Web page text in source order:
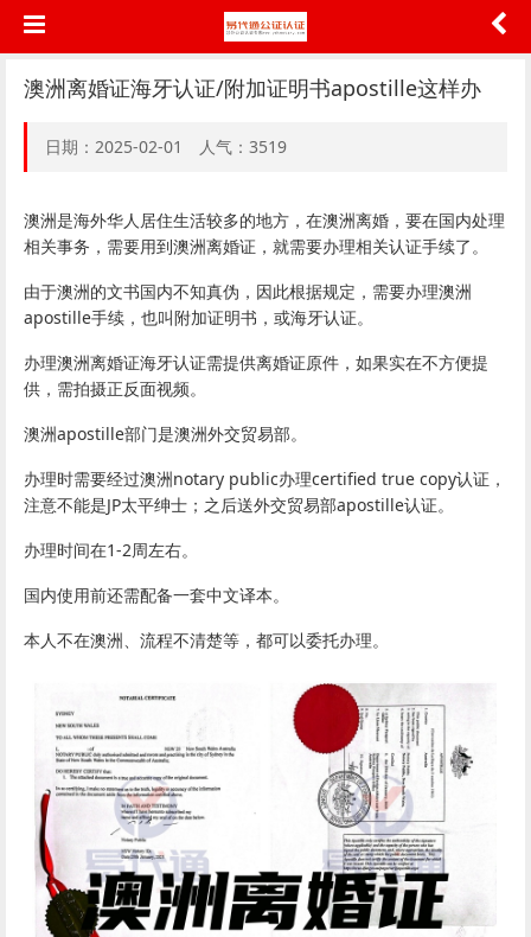
澳洲离婚证海牙认证/附加证明书apostille这样办
日期：2025-02-01 人气：3519
澳洲是海外华人居住生活较多的地方，在澳洲离婚，要在国内处理
相关事务，需要用到澳洲离婚证，就需要办理相关认证手续了。
由于澳洲的文书国内不知真伪，因此根据规定，需要办理澳洲
apostille手续，也叫附加证明书，或海牙认证。
办理澳洲离婚证海牙认证需提供离婚证原件，如果实在不方便提
供，需拍摄正反面视频。
澳洲apostille部门是澳洲外交贸易部。
办理时需要经过澳洲notary public办理certified true copy认证，
注意不能是JP太平绅士；之后送外交贸易部apostille认证。
办理时间在1-2周左右。
国内使用前还需配备一套中文译本。
本人不在澳洲、流程不清楚等，都可以委托办理。